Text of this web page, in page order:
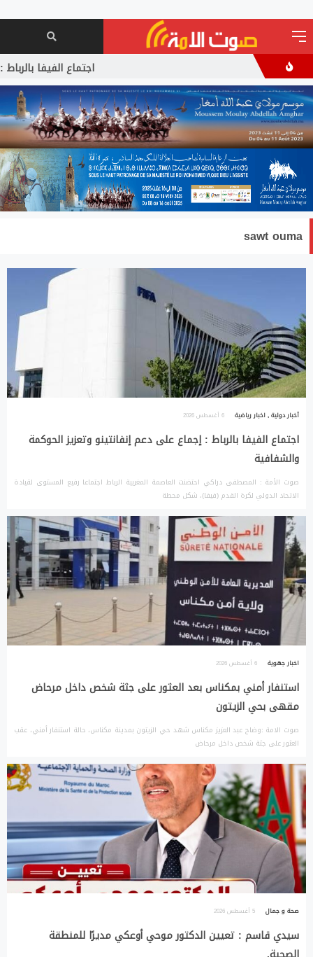
اجتماع الفيفا بالرباط :
sawt ouma
أخبار دولية,اخبار رياضية 6 أغسطس 2026
اجتماع الفيفا بالرباط : إجماع على دعم إنفانتينو وتعزيز الحوكمة
والشفافية
صوت الأمة : المصطفى دراكي احتضنت العاصمة المغربية الرباط اجتماعا رفيع المستوى لقيادة
الاتحاد الدولي لكرة القدم (فيفا)، شكل محطة
اخبار جهوية 6 أغسطس 2026
استنفار أمني بمكناس بعد العثور على جثة شخص داخل مرحاض
مقهى بحي الزيتون
صوت الامة :وضاح عبد العزيز مكناس شهد حي الزيتون بمدينة مكناس، حالة استنفار أمني، عقب
العثور على جثة شخص داخل مرحاض
صحة و جمال 5 أغسطس 2026
سيدي قاسم : تعيين الدكتور موحي أوعكي مديرًا للمنطقة